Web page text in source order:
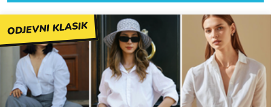
ODJEVNI KLASIK